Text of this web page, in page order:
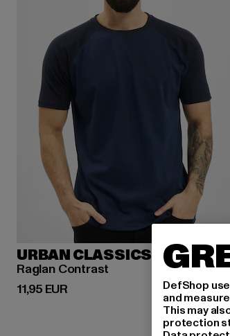
URBAN CLASSICS
Raglan Contrast
11,95 EUR
Derzeitiger Preis: 11,95 EUR
DefShop
and
This may
protection